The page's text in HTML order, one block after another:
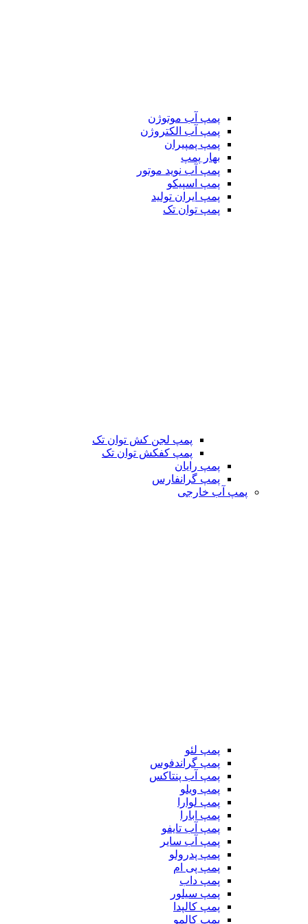
پمپ آب موتوژن
پمپ آب الکتروژن
پمپ پمپیران
بهار پمپ
پمپ آب نوید موتور
پمپ اسپیکو
پمپ ایران تولید
پمپ توان تک
پمپ لجن کش توان تک
پمپ کفکش توان تک
پمپ رایان
پمپ گرانفارس
پمپ آب خارجی
پمپ لئو
پمپ گراندفوس
پمپ آب پنتاکس
پمپ ویلو
پمپ لوارا
پمپ ابارا
پمپ آب تایفو
پمپ آب سایر
پمپ پدرولو
پمپ پی ام
پمپ داب
پمپ سیلور
پمپ کالپدا
پمپ کالمو